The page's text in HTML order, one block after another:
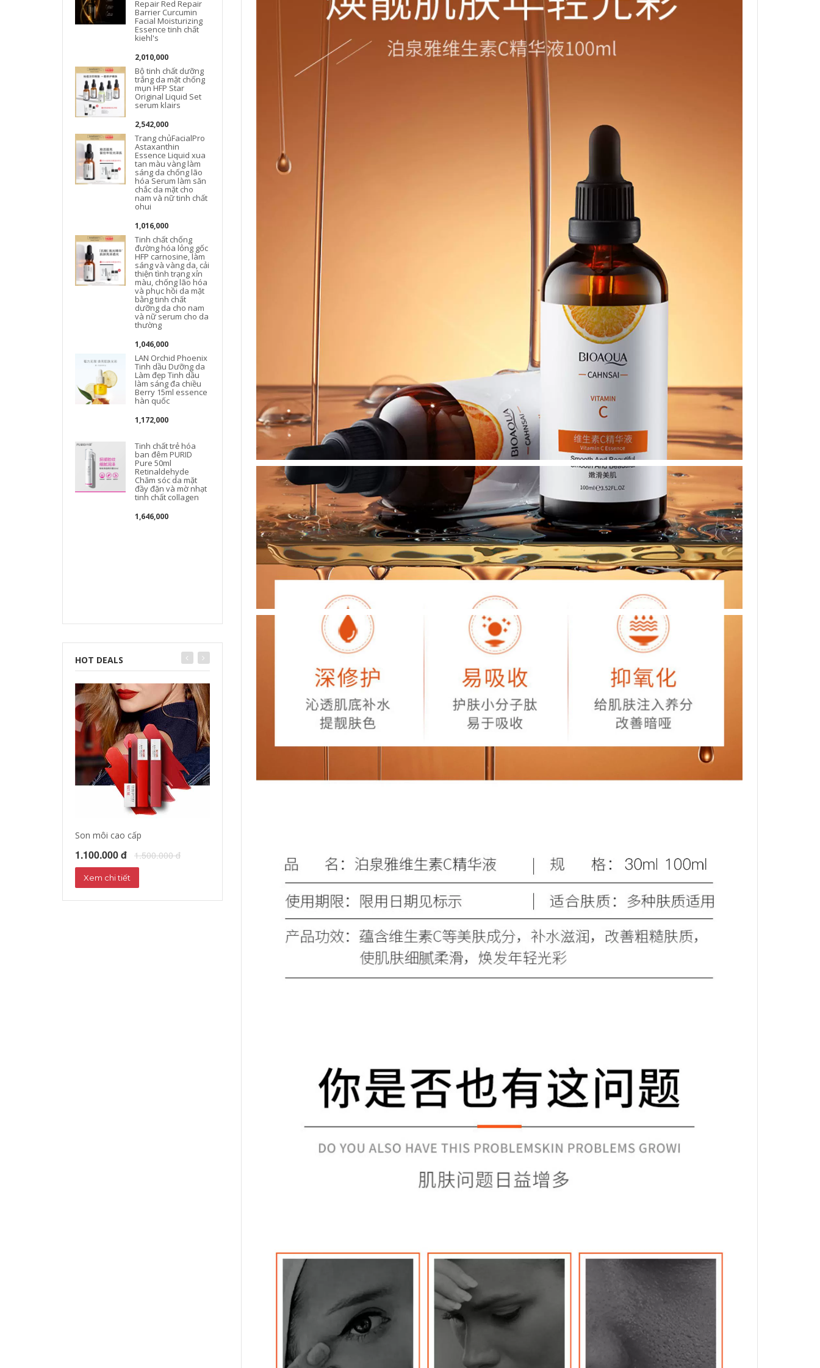
Repair Red Repair
Barrier Curcumin
Facial Moisturizing
Essence tinh chất
kiehl's
2,010,000
Bộ tinh chất dưỡng
trắng da mặt chống
mụn HFP Star
Original Liquid Set
serum klairs
2,542,000
Trang chủFacialPro
Astaxanthin
Essence Liquid xua
tan màu vàng làm
sáng da chống lão
hóa Serum làm săn
chắc da mặt cho
nam và nữ tinh chất
ohui
1,016,000
Tinh chất chống
đường hóa lỏng gốc
HFP carnosine, làm
sáng và vàng da, cải
thiện tình trạng xỉn
màu, chống lão hóa
và phục hồi da mặt
bằng tinh chất
dưỡng da cho nam
và nữ serum cho da
thường
1,046,000
LAN Orchid Phoenix
Tinh dầu Dưỡng da
Làm đẹp Tinh dầu
làm sáng đa chiều
Berry 15ml essence
hàn quốc
1,172,000
Tinh chất trẻ hóa
ban đêm PURID
Pure 50ml
Retinaldehyde
Chăm sóc da mặt
đầy đặn và mờ nhạt
tinh chất collagen
1,646,000
màng serum klairs
Chất lỏng tinh chất
Truth oligopeptide
làm giảm vết thâm
mụn, thu nhỏ lỗ
chân lông, chữa
mụn và loại bỏ tinh
chất dưỡng da tinh
chất trái cây cô đặc
inspire
MonsterCode Beast
Code Xì Trum Tinh
dầu Đồng xanh
Peptide Dầu dưỡng
da mặt tinh chất
Daimo Huayu
Ecdoin Repairing
Lotion Stay Up All
Night Chăm sóc da
Khẩn cấp Hàng rào
dưỡng ẩm làm sáng
da Tinh chất làm
sáng da tinh chất
Lvyang Tender Pore
Essence Artifact
Thu nhỏ lỗ chân
lông Làm sạch sâu
Sản phẩm chăm sóc
da dành cho nam
và nữ serum ahc
xanh lá cây
455,000
Natural Hall Snow
Essence Dưỡng ẩm
Bổ sung nước Khóa
nước Tinh chất
Dưỡng ẩm Dưỡng
ẩm Sửa chữa Mỹ
phẩm Chăm sóc da
Nữ tinh chất se khít
lỗ chân lông
892,000
Dòng Qian Huang!
Hãy để hiệu ứng
chăm sóc da gấp đôi
~ một tinh chất
glucan men xozan
serum trà xanh
innisfree
mờ vết thâm mụn,
sẹo mụn trứng cá,
sản phẩm chăm sóc
tinh chất dưỡng da
mặt, nam và nữ tinh
chất dưỡng trắng da
1,132,000
5R Haiwang
Essence Tam Host
B5 Essence
Sensitive Axit
acurient nhẹ Hỗ trợ
Sửa chữa mặt Thị
tinh chất vàng
15 thành phần tinh
dầu hoa hồng trắng
chăm sóc da mặt
sửa chữa đáy da
làm dịu da nhạy
cảm làm săn chắc
chống lão hóa và
loại bỏ mẩn đỏ
serum cấp nước cho
da khô
HOT DEALS
Son môi cao cấp
1.100.000 đ 1.500.000 đ
Xem chi tiết
1.800.000 đ